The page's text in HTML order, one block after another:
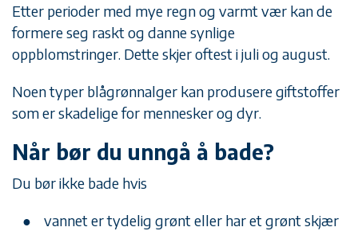
Etter perioder med mye regn og varmt vær kan de
formere seg raskt og danne synlige
oppblomstringer. Dette skjer oftest i juli og august.
Noen typer blågrønnalger kan produsere giftstoffer
som er skadelige for mennesker og dyr.
Når bør du unngå å bade?
Du bør ikke bade hvis
vannet er tydelig grønt eller har et grønt skjær